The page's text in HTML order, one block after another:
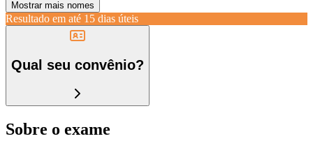
Mostrar mais nomes
Resultado em até 15 dias úteis
Qual seu convênio?
Sobre o exame